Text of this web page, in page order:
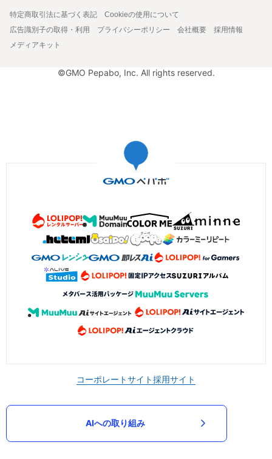
特定商取引法に基づく表記
Cookieの使用について
広告識別子の取得・利用
プライバシーポリシー 会社概要
採用情報
メディアキット
©GMO Pepabo, Inc. All rights reserved.
コーポレートサイト採用サイト
AIへの取り組み